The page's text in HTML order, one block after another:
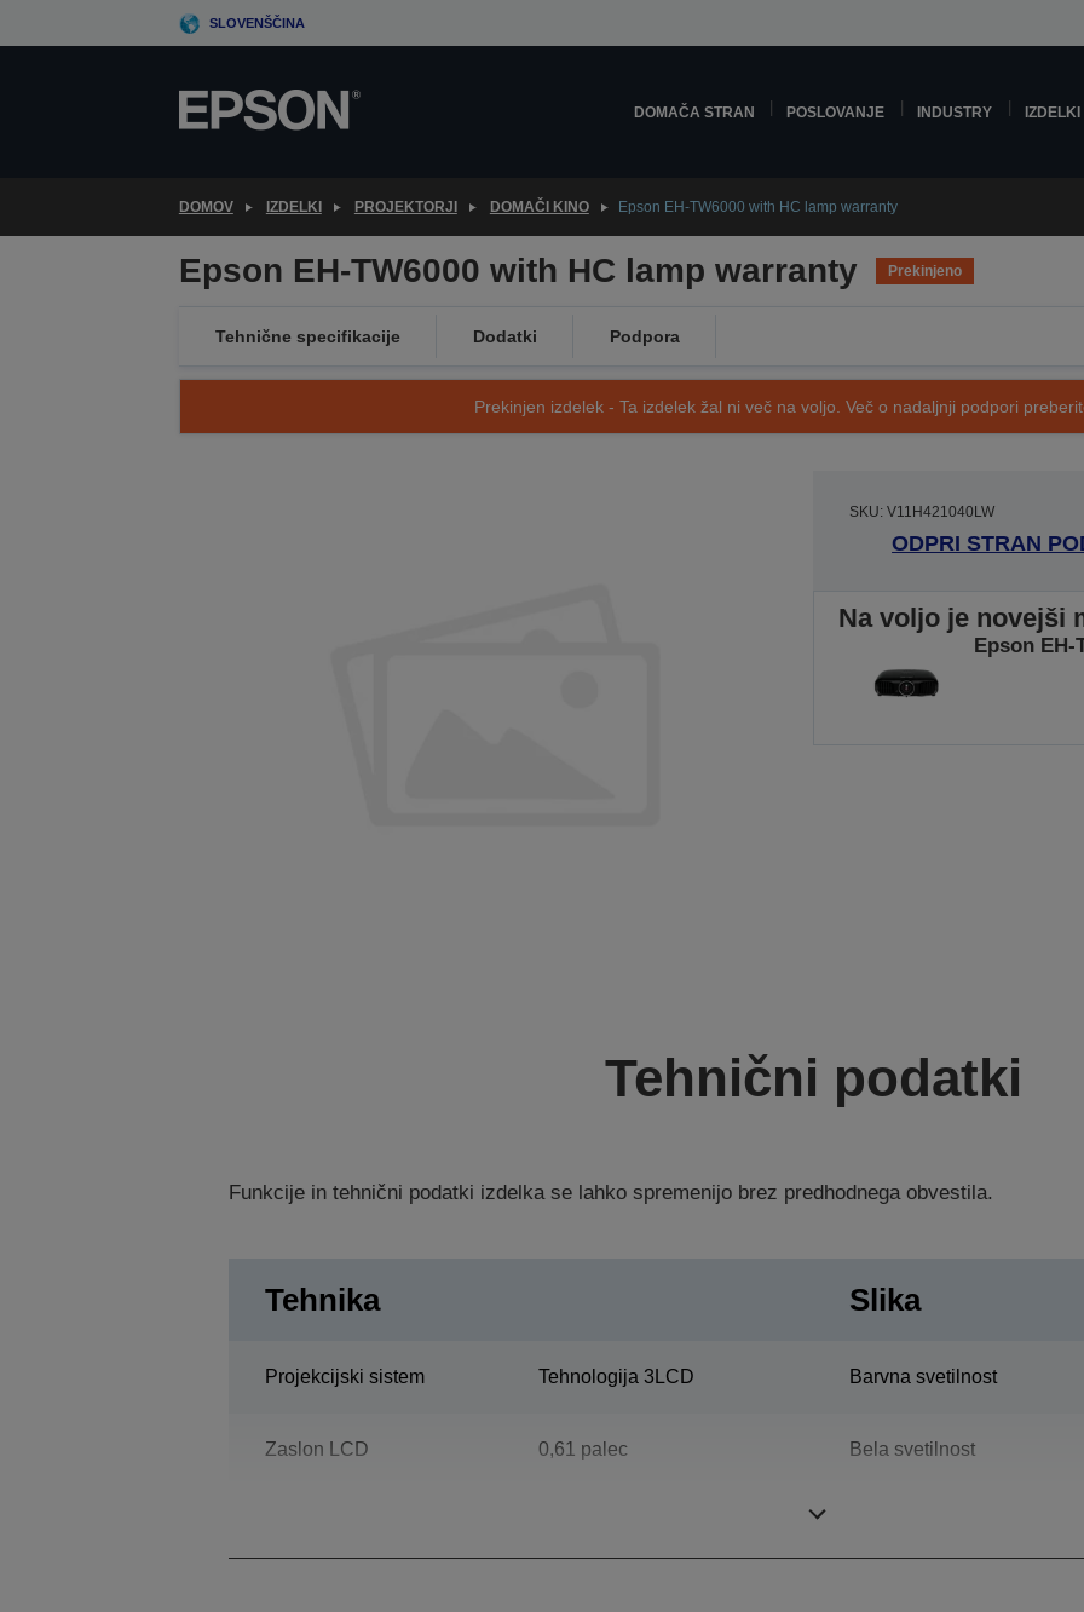
to
SLOVENŠČINA
DOMAČA STRAN POSLOVANJE INDUSTRY IZDELKI
DOMOV IZDELKI PROJEKTORJI DOMAČI KINO Epson EH-TW6000 with HC lamp warranty
Epson EH-TW6000 with HC lamp warranty Prekinjeno
Tehnične specifikacije Dodatki Podpora
Prekinjen izdelek - Ta izdelek žal ni več na voljo. Več o nadaljnji podpori
SKU: V11H421040LW
ODPRI STRAN
Na voljo je novejši
Epson EH-
Tehnični podatki
Funkcije in tehnični podatki izdelka se lahko spremenijo brez predhodnega obvestila.
Tehnika
Projekcijski sistem Tehnologija 3LCD
Zaslon LCD 0,61 palec
Slika
Barvna svetilnost
Bela svetilnost